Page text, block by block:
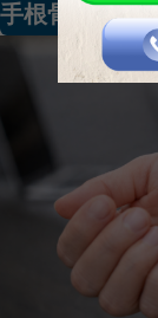
手根骨と手根